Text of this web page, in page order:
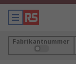
Fabrikantnummer